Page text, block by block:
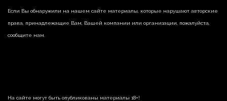
Если Вы обнаружили на нашем сайте материалы, которые нарушают авторские
права, принадлежащие Вам, Вашей компании или организации, пожалуйста,
сообщите нам.
На сайте могут быть опубликованы материалы 18+!